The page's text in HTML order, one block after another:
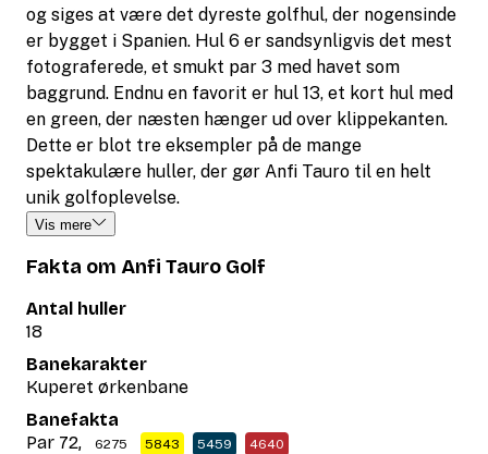
og siges at være det dyreste golfhul, der nogensinde
er bygget i Spanien. Hul 6 er sandsynligvis det mest
fotograferede, et smukt par 3 med havet som
baggrund. Endnu en favorit er hul 13, et kort hul med
en green, der næsten hænger ud over klippekanten.
Dette er blot tre eksempler på de mange
spektakulære huller, der gør Anfi Tauro til en helt
unik golfoplevelse.
Vis mere
Fakta om Anfi Tauro Golf
Antal huller
18
Banekarakter
Kuperet ørkenbane
Banefakta
Par 72,
6275 5843 5459 4640